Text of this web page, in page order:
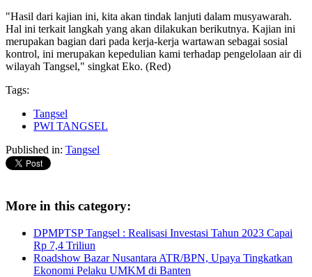
"Hasil dari kajian ini, kita akan tindak lanjuti dalam musyawarah.
Hal ini terkait langkah yang akan dilakukan berikutnya. Kajian ini
merupakan bagian dari pada kerja-kerja wartawan sebagai sosial
kontrol, ini merupakan kepedulian kami terhadap pengelolaan air di
wilayah Tangsel," singkat Eko. (Red)
Tags:
Tangsel
PWI TANGSEL
Published in: Tangsel
More in this category:
DPMPTSP Tangsel : Realisasi Investasi Tahun 2023 Capai
Rp 7,4 Triliun
Roadshow Bazar Nusantara ATR/BPN, Upaya Tingkatkan
Ekonomi Pelaku UMKM di Banten